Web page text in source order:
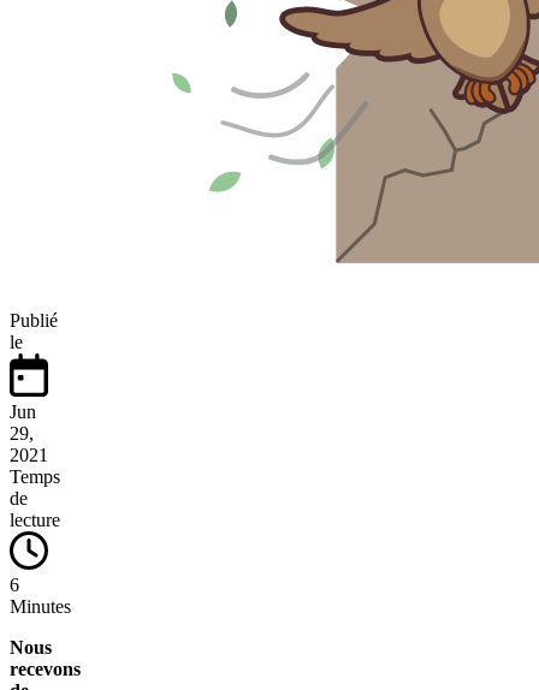
Publié
le
Jun
29,
2021
Temps
de
lecture
6
Minutes
Nous
recevons